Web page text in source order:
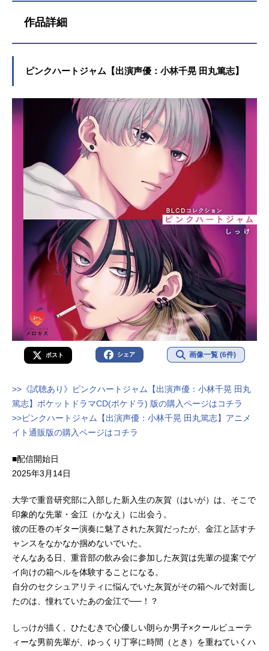
作品詳細
ピンクハートジャム【出演声優：小林千晃 田丸篤志】
ポスト シェア 画像一覧 (6件)
>>《試聴あり》ピンクハートジャム【出演声優：小林千晃 田丸
篤志】ポケットドラマCD(ポケドラ) 版の購入ページはコチラ
>>ピンクハートジャム【出演声優：小林千晃 田丸篤志】アニメ
イト通販版の購入ページはコチラ
■配信開始日
2025年3月14日
大学で重音研究部に入部した新入生の灰賀（はいが）は、そこで
印象的な先輩・金江（かなえ）に出会う。
彼の圧巻のギター演奏に魅了された灰賀だったが、金江と話すチ
ャンスをなかなか掴めないでいた。
そんなある日、重音部の飲み会に参加した灰賀は先輩の提案でゲ
イ向けの箱ヘルを体験することになる。
自分のセクシュアリティに悩んでいた灰賀がその箱ヘルで対面し
たのは、憧れていたあの金江で──！？
しっけが描く、ひたむきで心優しい朗らか男子×クールビューテ
ィーな男前先輩が、ゆっくり丁寧に時間（とき）を重ねていくハ